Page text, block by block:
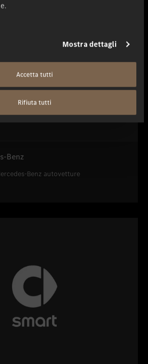
Mostra dettagli
Accetta tutti
Rifiuta tutti
Benz
Benz autovetture